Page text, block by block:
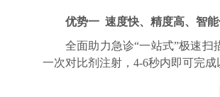
优势一 速度快、精度高、智
全面助力急诊“一站式”极速
一次对比剂注射，4-6秒内即可完